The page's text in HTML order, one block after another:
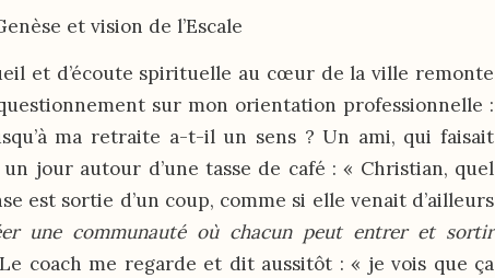
et vision de l’Escale
et d’écoute spirituelle au cœur de la ville remonte
questionnement sur mon orientation professionnelle :
ma retraite a-t-il un sens ? Un ami, qui faisait
jour autour d’une tasse de café : « Christian, quel
est sortie d’un coup, comme si elle venait d’ailleurs
une communauté où chacun peut entrer et sortir
coach me regarde et dit aussitôt : « je vois que ça